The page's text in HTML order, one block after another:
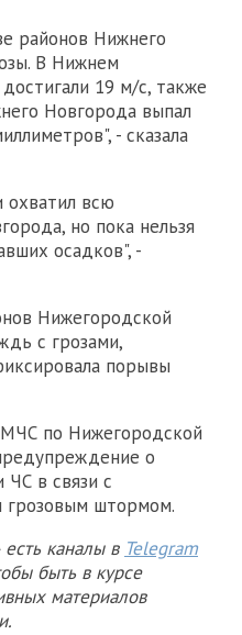
районов Нижнего
В Нижнем
19 м/с, также
Новгорода выпал
- сказала
всю
но пока нельзя
осадков", -
Нижегородской
с грозами,
порывы
по Нижегородской
о
ЧС в связи с
грозовым штормом.
каналы в Telegram
быть в курсе
материалов